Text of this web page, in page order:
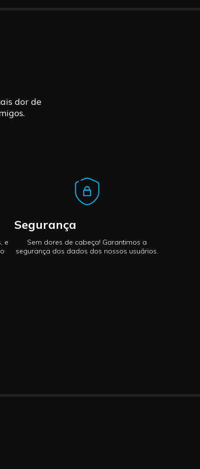
dor de
e
Segurança
Sem dores de cabeça! Garantimos a
segurança dos dados dos nossos usuários.